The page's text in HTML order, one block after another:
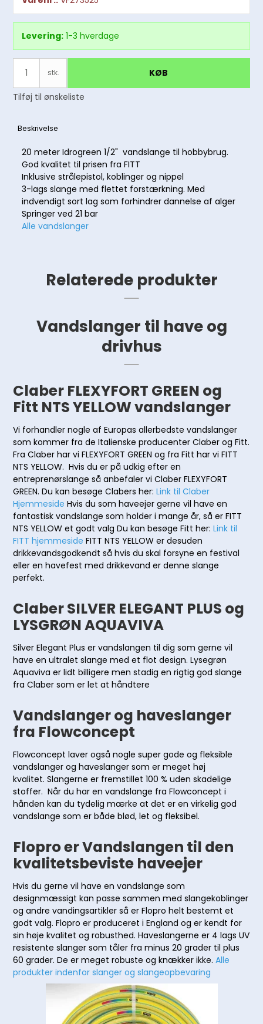
Levering: 1-3 hverdage
stk. KØB
Tilføj til ønskeliste
Beskrivelse
20 meter Idrogreen 1/2" vandslange til hobbybrug.
God kvalitet til prisen fra FITT
Inklusive strålepistol, koblinger og nippel
3-lags slange med flettet forstærkning. Med
indvendigt sort lag som forhindrer dannelse af alger
Springer ved 21 bar
Alle vandslanger
Relaterede produkter
Vandslanger til have og
drivhus
Claber FLEXYFORT GREEN og
Fitt NTS YELLOW vandslanger
Vi forhandler nogle af Europas allerbedste vandslanger
som kommer fra de Italienske producenter Claber og Fitt.
Fra Claber har vi FLEXYFORT GREEN og fra Fitt har vi FITT
NTS YELLOW. Hvis du er på udkig efter en
entreprenørslange så anbefaler vi Claber FLEXYFORT
GREEN. Du kan besøge Clabers her:Link til Claber
Hjemmeside Hvis du som haveejer gerne vil have en
fantastisk vandslange som holder i mange år, så er FITT
NTS YELLOW et godt valg Du kan besøge Fitt her:Link til
FITT hjemmeside FITT NTS YELLOW er desuden
drikkevandsgodkendt så hvis du skal forsyne en festival
eller en havefest med drikkevand er denne slange
perfekt.
Claber SILVER ELEGANT PLUS og
LYSGRØN AQUAVIVA
Silver Elegant Plus er vandslangen til dig som gerne vil
have en ultralet slange med et flot design. Lysegrøn
Aquaviva er lidt billigere men stadig en rigtig god slange
fra Claber som er let at håndtere
Vandslanger og haveslanger
fra Flowconcept
Flowconcept laver også nogle super gode og fleksible
vandslanger og haveslanger som er meget høj
kvalitet. Slangerne er fremstillet 100 % uden skadelige
stoffer. Når du har en vandslange fra Flowconcept i
hånden kan du tydelig mærke at det er en virkelig god
vandslange som er både blød, let og fleksibel.
Flopro er Vandslangen til den
kvalitetsbeviste haveejer
Hvis du gerne vil have en vandslange som
designmæssigt kan passe sammen med slangekoblinger
og andre vandingsartikler så er Flopro helt bestemt et
godt valg. Flopro er produceret i England og er kendt for
sin høje kvalitet og robusthed. Haveslangerne er 4 lags UV
resistente slanger som tåler fra minus 20 grader til plus
60 grader. De er meget robuste og knækker ikke.Alle
produkter indenfor slanger og slangeopbevaring